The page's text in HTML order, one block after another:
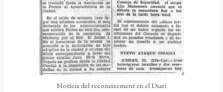
Notícia del reconeixement en el Diari